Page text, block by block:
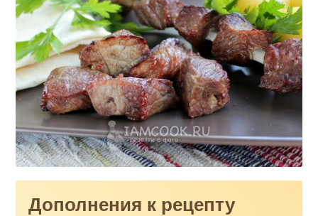
Дополнения к рецепту